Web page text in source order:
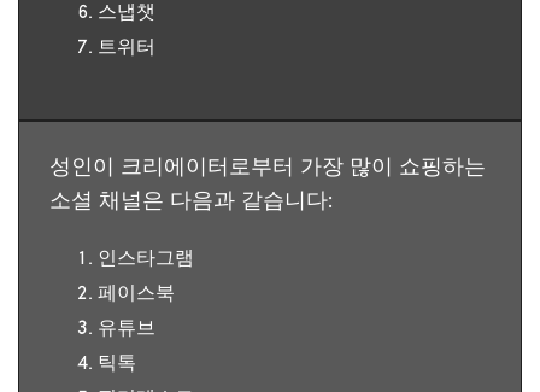
스냅챗
트위터
성인이 크리에이터로부터 가장 많이
쇼핑하는
소셜 채널은 다음과 같습니다:
인스타그램
페이스북
유튜브
틱톡